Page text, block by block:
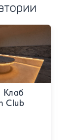
Клаб
Club
София (Alean